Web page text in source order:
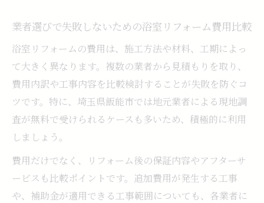
業者選びで失敗しないための浴室リフォーム費用比較
浴室リフォームの費用は、施工方法や材料、工期によっ
て大きく異なります。複数の業者から見積もりを取り、
費用内訳や工事内容を比較検討することが失敗を防ぐコ
ツです。特に、埼玉県飯能市では地元業者による現地調
査が無料で受けられるケースも多いため、積極的に利用
しましょう。
費用だけでなく、リフォーム後の保証内容やアフターサ
ービスも比較ポイントです。追加費用が発生する工事
や、補助金が適用できる工事範囲についても、各業者に